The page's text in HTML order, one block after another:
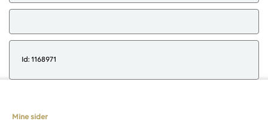
Id: 1168971
Mine sider